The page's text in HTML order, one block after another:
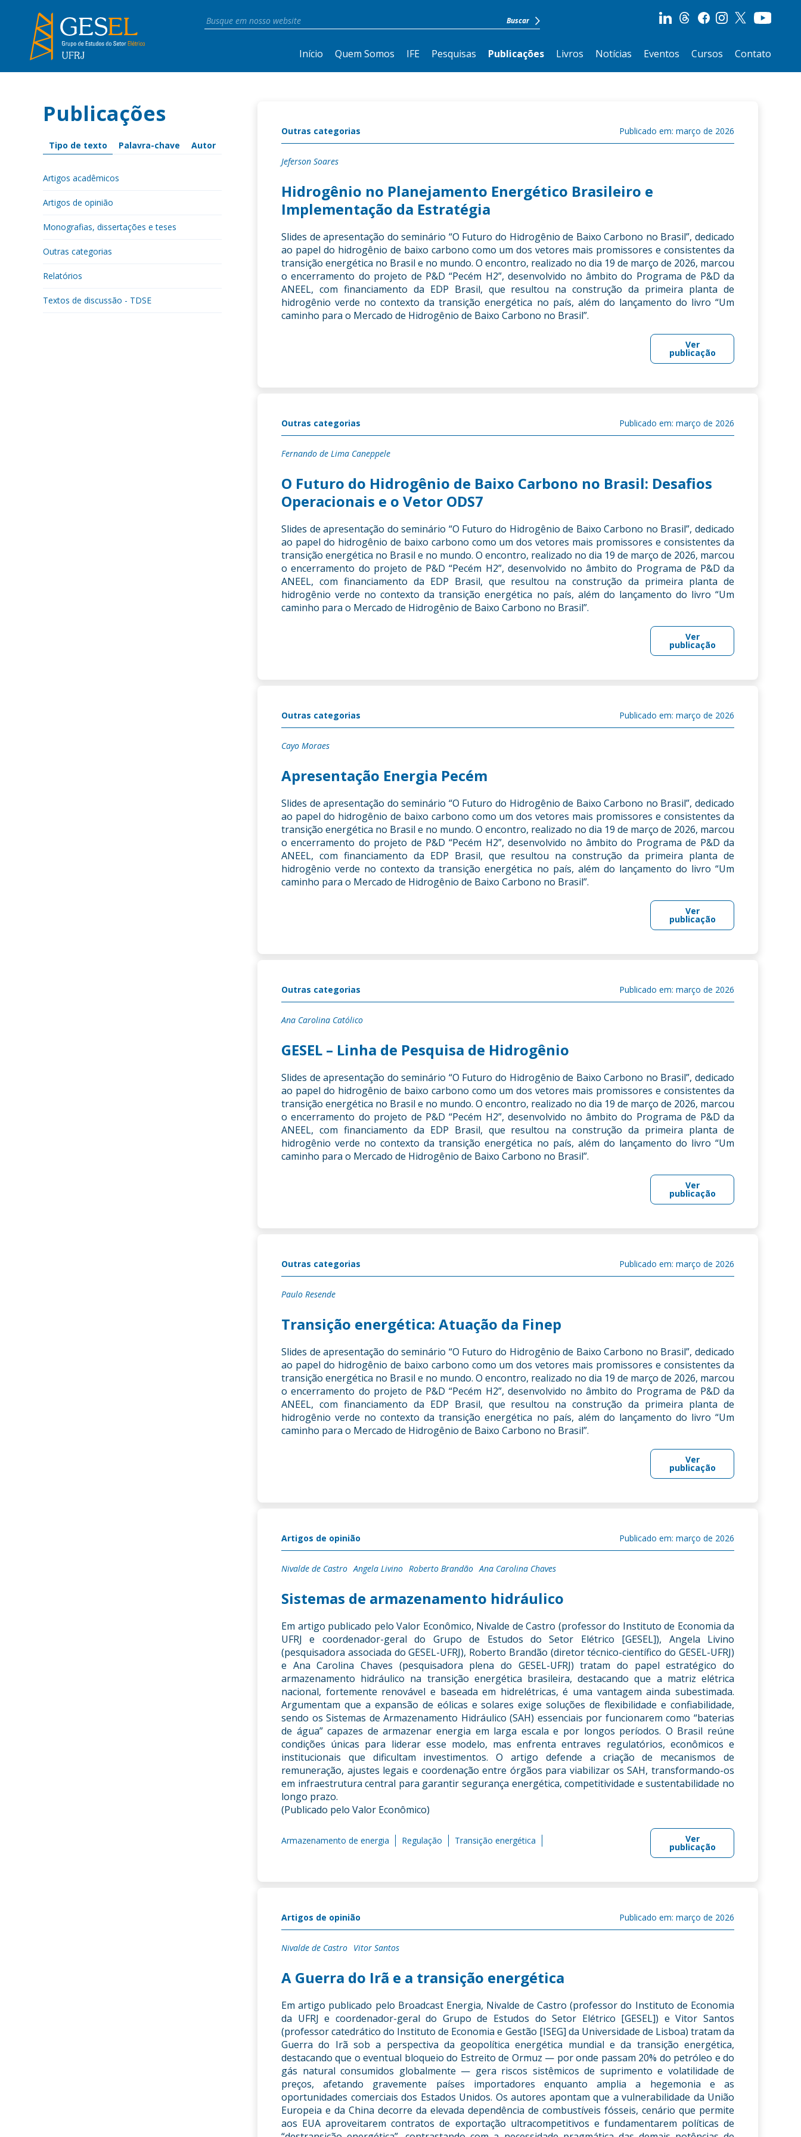
Início Quem Somos IFE Pesquisas Publicações Livros Notícias Eventos Cursos Contato
Publicações
Tipo de texto Palavra-chave Autor
Artigos acadêmicos
Artigos de opinião
Monografias, dissertações e teses
Outras categorias
Relatórios
Textos de discussão - TDSE
Outras categorias Publicado em: março de 2026
Jeferson Soares
Hidrogênio no Planejamento Energético Brasileiro e
Implementação da Estratégia
Slides de apresentação do seminário “O Futuro do Hidrogênio de Baixo Carbono no Brasil”, dedicado
ao papel do hidrogênio de baixo carbono como um dos vetores mais promissores e consistentes da
transição energética no Brasil e no mundo. O encontro, realizado no dia 19 de março de 2026, marcou
o encerramento do projeto de P&D “Pecém H2”, desenvolvido no âmbito do Programa de P&D da
ANEEL, com financiamento da EDP Brasil, que resultou na construção da primeira planta de
hidrogênio verde no contexto da transição energética no país, além do lançamento do livro “Um
caminho para o Mercado de Hidrogênio de Baixo Carbono no Brasil”.
Ver
publicação
Outras categorias Publicado em: março de 2026
Fernando de Lima Caneppele
O Futuro do Hidrogênio de Baixo Carbono no Brasil: Desafios
Operacionais e o Vetor ODS7
Slides de apresentação do seminário “O Futuro do Hidrogênio de Baixo Carbono no Brasil”, dedicado
ao papel do hidrogênio de baixo carbono como um dos vetores mais promissores e consistentes da
transição energética no Brasil e no mundo. O encontro, realizado no dia 19 de março de 2026, marcou
o encerramento do projeto de P&D “Pecém H2”, desenvolvido no âmbito do Programa de P&D da
ANEEL, com financiamento da EDP Brasil, que resultou na construção da primeira planta de
hidrogênio verde no contexto da transição energética no país, além do lançamento do livro “Um
caminho para o Mercado de Hidrogênio de Baixo Carbono no Brasil”.
Ver
publicação
Outras categorias Publicado em: março de 2026
Cayo Moraes
Apresentação Energia Pecém
Slides de apresentação do seminário “O Futuro do Hidrogênio de Baixo Carbono no Brasil”, dedicado
ao papel do hidrogênio de baixo carbono como um dos vetores mais promissores e consistentes da
transição energética no Brasil e no mundo. O encontro, realizado no dia 19 de março de 2026, marcou
o encerramento do projeto de P&D “Pecém H2”, desenvolvido no âmbito do Programa de P&D da
ANEEL, com financiamento da EDP Brasil, que resultou na construção da primeira planta de
hidrogênio verde no contexto da transição energética no país, além do lançamento do livro “Um
caminho para o Mercado de Hidrogênio de Baixo Carbono no Brasil”.
Ver
publicação
Outras categorias Publicado em: março de 2026
Ana Carolina Católico
GESEL – Linha de Pesquisa de Hidrogênio
Slides de apresentação do seminário “O Futuro do Hidrogênio de Baixo Carbono no Brasil”, dedicado
ao papel do hidrogênio de baixo carbono como um dos vetores mais promissores e consistentes da
transição energética no Brasil e no mundo. O encontro, realizado no dia 19 de março de 2026, marcou
o encerramento do projeto de P&D “Pecém H2”, desenvolvido no âmbito do Programa de P&D da
ANEEL, com financiamento da EDP Brasil, que resultou na construção da primeira planta de
hidrogênio verde no contexto da transição energética no país, além do lançamento do livro “Um
caminho para o Mercado de Hidrogênio de Baixo Carbono no Brasil”.
Ver
publicação
Outras categorias Publicado em: março de 2026
Paulo Resende
Transição energética: Atuação da Finep
Slides de apresentação do seminário “O Futuro do Hidrogênio de Baixo Carbono no Brasil”, dedicado
ao papel do hidrogênio de baixo carbono como um dos vetores mais promissores e consistentes da
transição energética no Brasil e no mundo. O encontro, realizado no dia 19 de março de 2026, marcou
o encerramento do projeto de P&D “Pecém H2”, desenvolvido no âmbito do Programa de P&D da
ANEEL, com financiamento da EDP Brasil, que resultou na construção da primeira planta de
hidrogênio verde no contexto da transição energética no país, além do lançamento do livro “Um
caminho para o Mercado de Hidrogênio de Baixo Carbono no Brasil”.
Ver
publicação
Artigos de opinião Publicado em: março de 2026
Nivalde de Castro Angela Livino Roberto Brandão Ana Carolina Chaves
Sistemas de armazenamento hidráulico
Em artigo publicado pelo Valor Econômico, Nivalde de Castro (professor do Instituto de Economia da
UFRJ e coordenador-geral do Grupo de Estudos do Setor Elétrico [GESEL]), Angela Livino
(pesquisadora associada do GESEL-UFRJ), Roberto Brandão (diretor técnico-científico do GESEL-UFRJ)
e Ana Carolina Chaves (pesquisadora plena do GESEL-UFRJ) tratam do papel estratégico do
armazenamento hidráulico na transição energética brasileira, destacando que a matriz elétrica
nacional, fortemente renovável e baseada em hidrelétricas, é uma vantagem ainda subestimada.
Argumentam que a expansão de eólicas e solares exige soluções de flexibilidade e confiabilidade,
sendo os Sistemas de Armazenamento Hidráulico (SAH) essenciais por funcionarem como “baterias
de água” capazes de armazenar energia em larga escala e por longos períodos. O Brasil reúne
condições únicas para liderar esse modelo, mas enfrenta entraves regulatórios, econômicos e
institucionais que dificultam investimentos. O artigo defende a criação de mecanismos de
remuneração, ajustes legais e coordenação entre órgãos para viabilizar os SAH, transformando-os
em infraestrutura central para garantir segurança energética, competitividade e sustentabilidade no
longo prazo.
(Publicado pelo Valor Econômico)
Armazenamento de energia Regulação Transição energética Ver
publicação
Artigos de opinião Publicado em: março de 2026
Nivalde de Castro Vitor Santos
A Guerra do Irã e a transição energética
Em artigo publicado pelo Broadcast Energia, Nivalde de Castro (professor do Instituto de Economia
da UFRJ e coordenador-geral do Grupo de Estudos do Setor Elétrico [GESEL]) e Vitor Santos
(professor catedrático do Instituto de Economia e Gestão [ISEG] da Universidade de Lisboa) tratam da
Guerra do Irã sob a perspectiva da geopolítica energética mundial e da transição energética,
destacando que o eventual bloqueio do Estreito de Ormuz — por onde passam 20% do petróleo e do
gás natural consumidos globalmente — gera riscos sistêmicos de suprimento e volatilidade de
preços, afetando gravemente países importadores enquanto amplia a hegemonia e as
oportunidades comerciais dos Estados Unidos. Os autores apontam que a vulnerabilidade da União
Europeia e da China decorre da elevada dependência de combustíveis fósseis, cenário que permite
aos EUA aproveitarem contratos de exportação ultracompetitivos e fundamentarem políticas de